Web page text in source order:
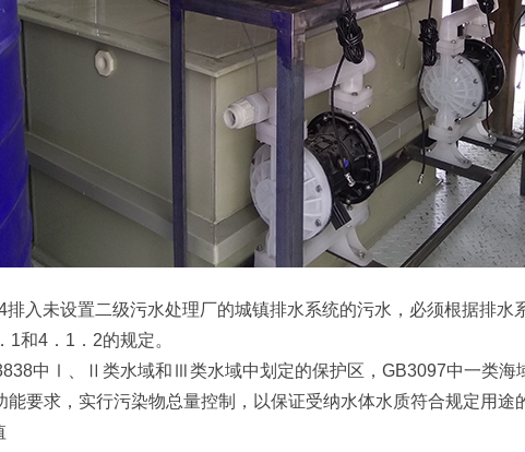
未设置二级污水处理厂的城镇排水系统的污水，必须根据排水
1和4．1．2的规定。
中Ⅰ、Ⅱ类水域和Ⅲ类水域中划定的保护区，GB3097中一类海
能要求，实行污染物总量控制，以保证受纳水体水质符合规定用途
值